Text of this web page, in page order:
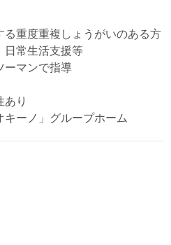
る重度重複しょうがいのある方
日常生活支援等
ーマンで指導
り
ーノ」グループホーム